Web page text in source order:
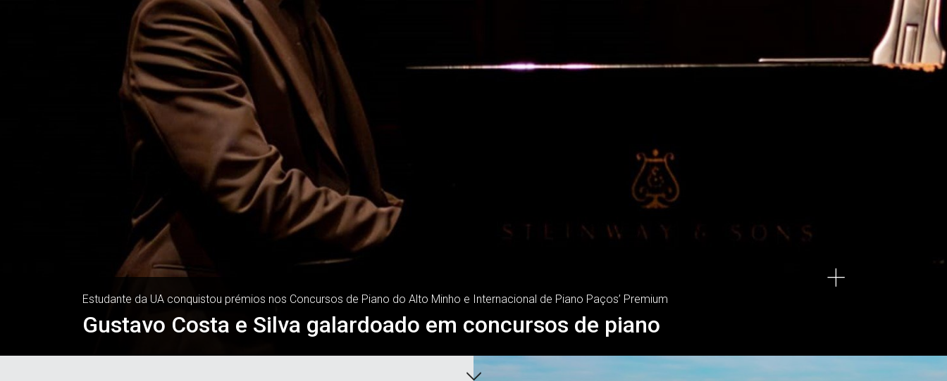
Estudante da UA conquistou prémios nos Concursos de Piano do Alto Minho e Internacional de Piano Paços’ Premium
Gustavo Costa e Silva galardoado em concursos de piano